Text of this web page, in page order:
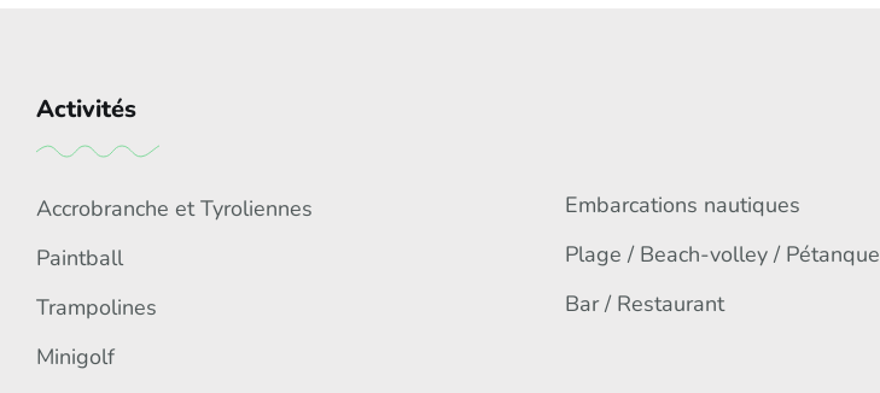
Activités
Accrobranche et Tyroliennes
Paintball
Trampolines
Minigolf
Embarcations nautiques
Plage / Beach-volley / Pétanque
Bar / Restaurant